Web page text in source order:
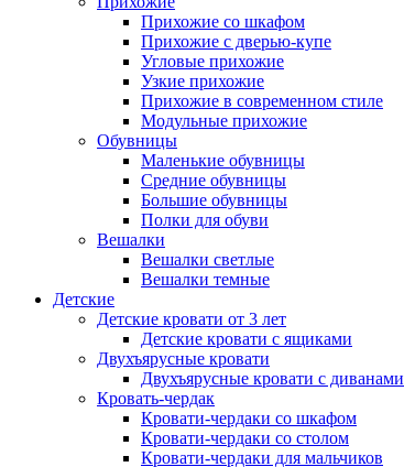
Прихожие со шкафом
Прихожие с дверью-купе
Угловые прихожие
Узкие прихожие
Прихожие в современном стиле
Модульные прихожие
Обувницы
Маленькие обувницы
Средние обувницы
Большие обувницы
Полки для обуви
Вешалки
Вешалки светлые
Вешалки темные
Детские
Детские кровати от 3 лет
Детские кровати с ящиками
Двухъярусные кровати
Двухъярусные кровати с диванами
Кровать-чердак
Кровати-чердаки со шкафом
Кровати-чердаки со столом
Кровати-чердаки для мальчиков